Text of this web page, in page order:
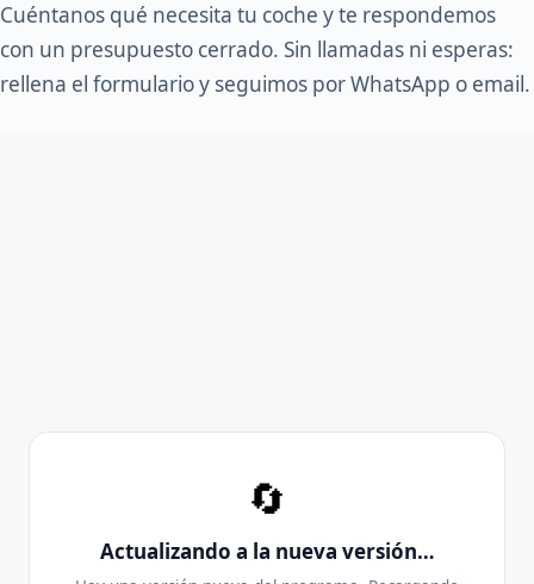
Cuéntanos qué necesita tu coche y te respondemos
con un presupuesto cerrado. Sin llamadas ni esperas:
rellena el formulario y seguimos por WhatsApp o email.